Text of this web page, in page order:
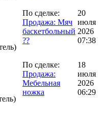
По сделке:
Продажа: Мяч
баскетбольный
??
20
июля
2026
07:38
По сделке:
Продажа:
Мебельная
ножка
18
июля
2026
06:29